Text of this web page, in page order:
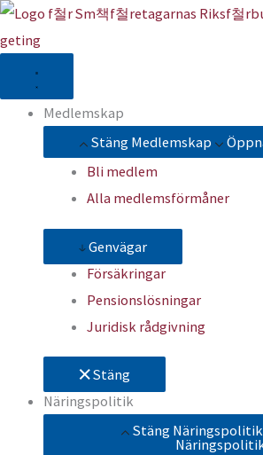
Hoppa
till
Medlemskap
Stäng Medlemskap
Bli medlem
Alla medlemsförmåner
Genvägar
Försäkringar
Pensionslösningar
Juridisk rådgivning
Stäng
Näringspolitik
Stäng Näringspolitik